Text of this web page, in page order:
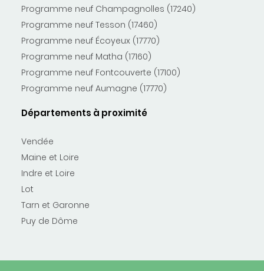
Programme neuf Champagnolles (17240)
Programme neuf Tesson (17460)
Programme neuf Écoyeux (17770)
Programme neuf Matha (17160)
Programme neuf Fontcouverte (17100)
Programme neuf Aumagne (17770)
Départements à proximité
Vendée
Maine et Loire
Indre et Loire
Lot
Tarn et Garonne
Puy de Dôme